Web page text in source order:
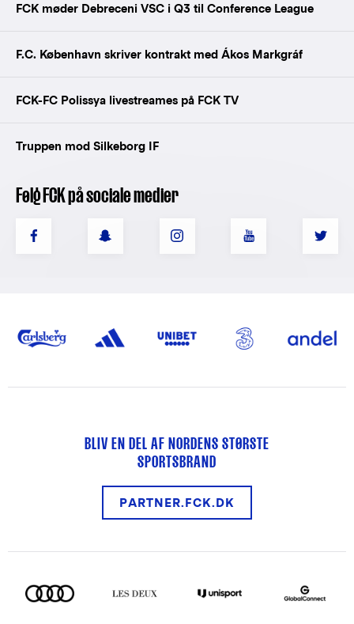
FCK møder Debreceni VSC i Q3 til Conference League
F.C. København skriver kontrakt med Ákos Markgráf
FCK-FC Polissya livestreames på FCK TV
Truppen mod Silkeborg IF
Følg FCK på sociale medier
BLIV EN DEL AF NORDENS STØRSTE
SPORTSBRAND
PARTNER.FCK.DK